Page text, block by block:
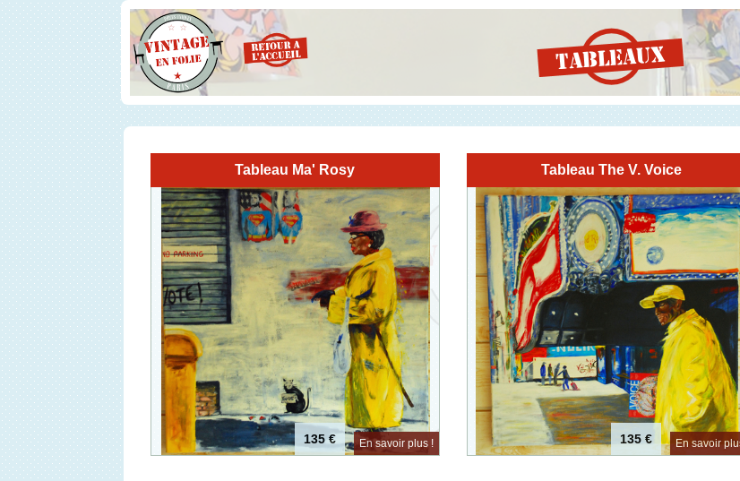
Tableau Ma' Rosy
135 € En savoir plus !
Tableau The V. Voice
135 € En savoir